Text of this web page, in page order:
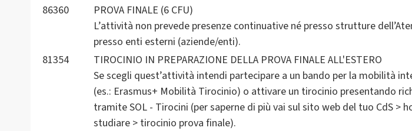
86360
PROVA FINALE (6 CFU)
L’attività non prevede presenze continuative né presso strutture
presso enti esterni (aziende/enti).
81354
TIROCINIO IN PREPARAZIONE DELLA PROVA FINALE ALL'ESTERO
Se scegli quest’attività intendi partecipare a un bando per la mobilità
(es.: Erasmus+ Mobilità Tirocinio) o attivare un tirocinio presentando
tramite SOL - Tirocini (per saperne di più vai sul sito web del tuo CdS >
studiare > tirocinio prova finale).